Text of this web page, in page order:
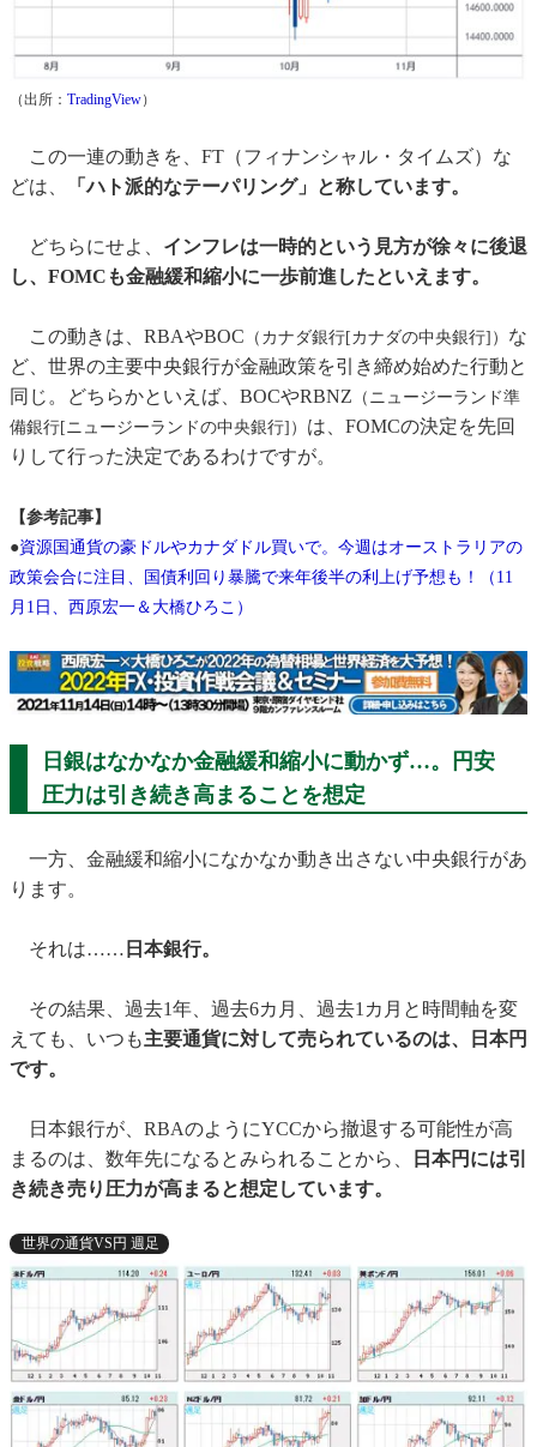
（出所： TradingView）
この一連の動きを、FT（フィナンシャル・タイムズ）な
どは、
「ハト派的なテーパリング」と称しています。
どちらにせよ、 インフレは一時的という見方が徐々に後退
し、FOMCも金融緩和縮小に一歩前進したといえます。
この動きは、RBAやBOC （カナダ銀行[カナダの中央銀行]） な
ど、世界の主要中央銀行が金融政策を引き締め始めた行動と
同じ。どちらかといえば、BOCやRBNZ （ニュージーランド準
備銀行[ニュージーランドの中央銀行]） は、FOMCの決定を先回
りして行った決定であるわけですが。
【参考記事】
●資源国通貨の豪ドルやカナダドル買いで。今週はオーストラリアの
政策会合に注目、国債利回り暴騰で来年後半の利上げ予想も！（11
月1日、西原宏一＆大橋ひろこ）
日銀はなかなか金融緩和縮小に動かず…。円安
圧力は引き続き高まることを想定
一方、金融緩和縮小になかなか動き出さない中央銀行があ
ります。
それは…… 日本銀行。
その結果、過去1年、過去6カ月、過去1カ月と時間軸を変
えても、いつも主要通貨に対して売られているのは、日本円
です。
日本銀行が、RBAのようにYCCから撤退する可能性が高
まるのは、数年先になるとみられることから、
日本円には引
き続き売り圧力が高まると想定しています。
世界の通貨VS円 週足